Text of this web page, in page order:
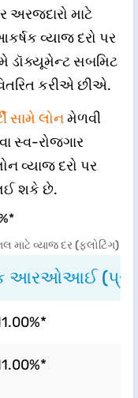
અરજદારો માટે
વ્યાજ દરો પર
ડૉક્યૂમેન્ટ સબમિટ
કરીએ છીએ.
સામે લોનમેળવી
સ્વ-રોજગાર
વ્યાજ દરો પર
શકે છે.
માટે વ્યાજ દર (ફ્લોટિંગ)
આરઓઆઈ